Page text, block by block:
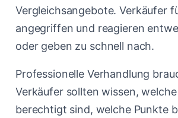
Vergleichsangebote. Verkäufer
angegriffen und reagieren
oder geben zu schnell nach.
Professionelle Verhandlung
Verkäufer sollten wissen,
berechtigt sind, welche Punkte